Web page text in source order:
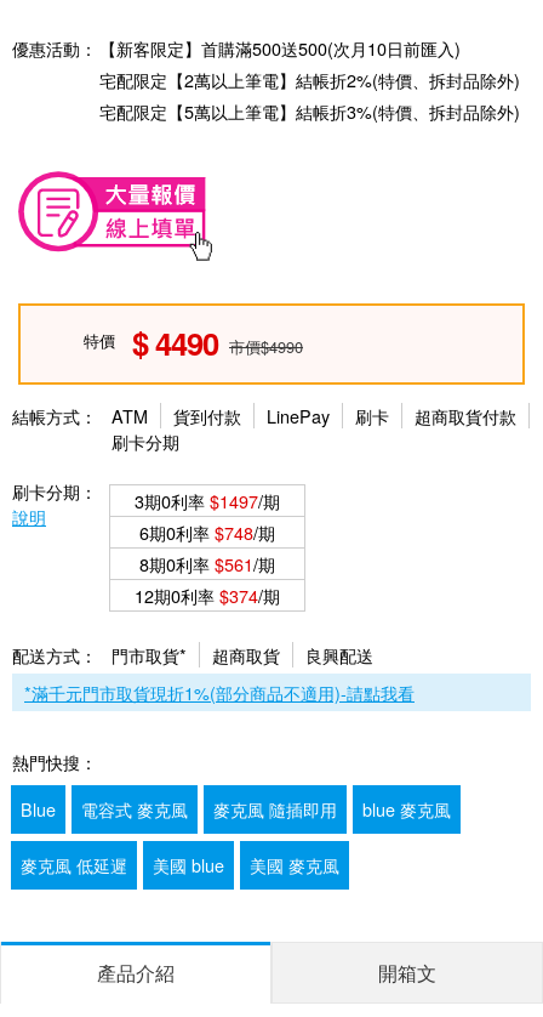
優惠活動：
【新客限定】首購滿500送500(次月10日前匯入)
宅配限定【2萬以上筆電】結帳折2%(特價、拆封品除外)
宅配限定【5萬以上筆電】結帳折3%(特價、拆封品除外)
特價 4490 市價$4990
結帳方式： ATM 貨到付款 LinePay 刷卡
超商取貨付款
刷卡分期
刷卡分期：
說明
3期0利率$1497/期
6期0利率$748/期
8期0利率$561/期
12期0利率$374/期
配送方式： 門市取貨* 超商取貨
良興配送
*滿千元門市取貨現折1%(部分商品不適用)-請點我看
熱門快搜：
Blue
電容式 麥克風 麥克風 隨插即用 blue 麥克風
麥克風 低延遲 美國 blue 美國 麥克風
產品介紹 開箱文